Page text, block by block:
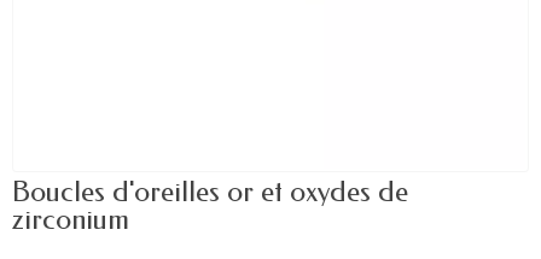
Boucles d'oreilles or et oxydes de
zirconium